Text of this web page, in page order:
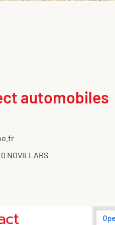
automobiles
NOVILLARS